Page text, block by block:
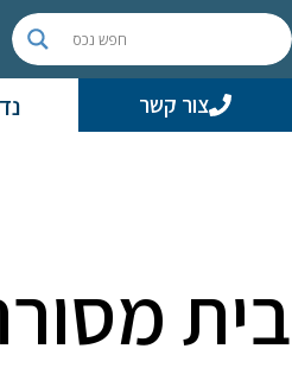
צור קשר
בית מסורתי 68